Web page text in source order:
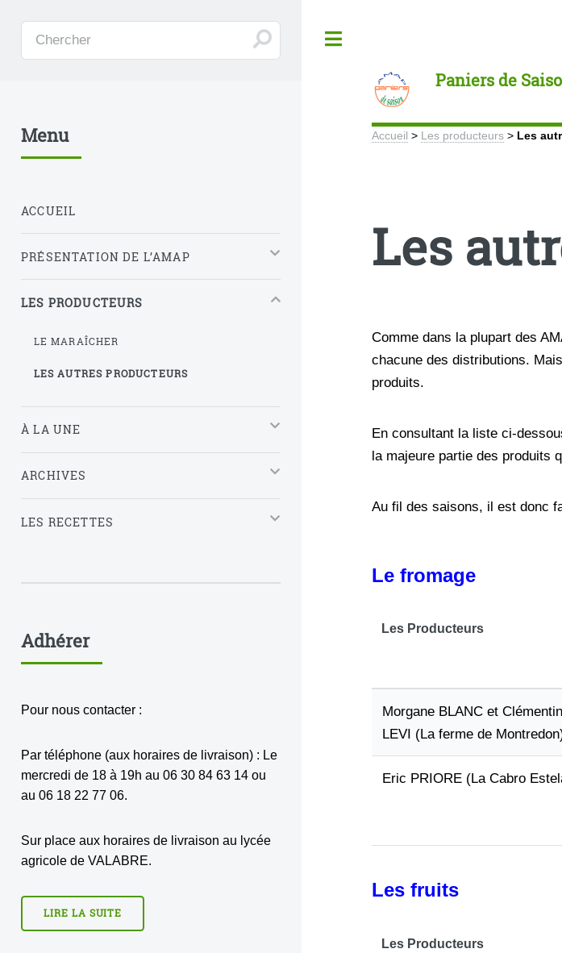
Paniers de
Accueil > Les producteurs > Les
Les
Comme dans la plupart des
chacune des distributions.
produits.
En consultant la liste ci-
la majeure partie des produits
Au fil des saisons, il est donc
Le fromage
Les Producteurs
Morgane BLANC et
LEVI (La ferme de
Eric PRIORE (La Cabro
Les fruits
Les Producteurs
Menu
ACCUEIL
PRÉSENTATION DE L’AMAP
LES PRODUCTEURS
LE MARAÎCHER
LES AUTRES PRODUCTEURS
À LA UNE
ARCHIVES
LES RECETTES
Adhérer
Pour nous contacter :
Par téléphone (aux horaires de livraison) : Le
mercredi de 18 à 19h au 06 30 84 63 14 ou
au 06 18 22 77 06.
Sur place aux horaires de livraison au lycée
agricole de VALABRE.
LIRE LA SUITE